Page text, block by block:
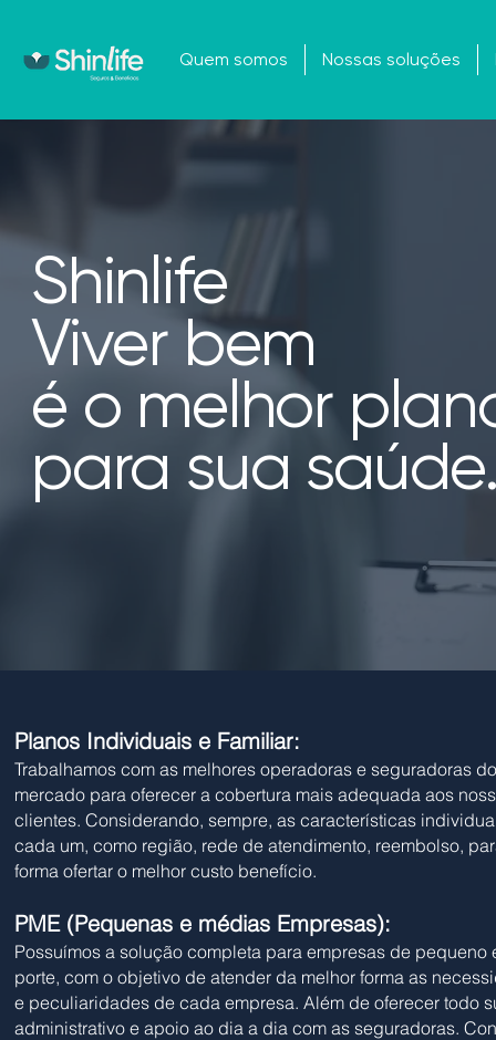
Quem somos Nossas soluções
Shinlife
Viver bem
é o melhor
para sua
Planos Individuais e Familiar:
Trabalhamos com as melhores operadoras e seguradoras do
mercado para oferecer a cobertura mais adequada aos
clientes. Considerando, sempre, as características
cada um, como região, rede de atendimento, reembolso,
forma ofertar o melhor custo benefício.
PME (Pequenas e médias Empresas):
Possuímos a solução completa para empresas de pequeno
porte, com o objetivo de atender da melhor forma as
e peculiaridades de cada empresa. Além de oferecer todo
administrativo e apoio ao dia a dia com as seguradoras.